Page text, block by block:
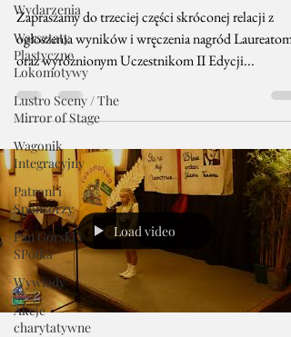
Wydarzenia
Warsztaty
Plastyczne
Lokomotywy
Lustro Sceny / The
Mirror of Stage
Wagonik
Integracyjny
Patroni i
Sponsorzy
Pan Górski i
SPółka
Wywiady
Akcje
charytatywne
Zapraszamy do trzeciej części skróconej relacji z
ogłoszenia wyników i wręczenia nagród Laureatom
oraz wyróżnionym Uczestnikom II Edycji...
Load video